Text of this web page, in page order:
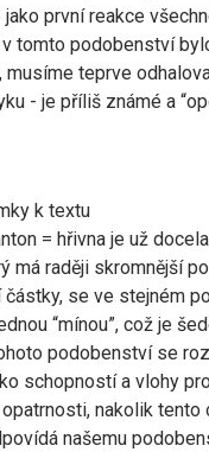
první reakce
tomto podobenství
musíme teprve
- je příliš známé a
k textu
= hřivna je už
má raději skromnější
částky, se ve stejném
“mínou”, což je
podobenství se
schopností a vlohy
nakolik tento
našemu